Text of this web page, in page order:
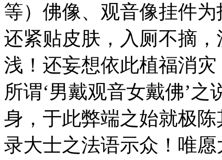
等）佛像、观音像挂件
还紧贴皮肤，入厕不摘
浅！还妄想依此植福消
所谓‘男戴观音女戴佛’
身，于此弊端之始就极
录大士之法语示众！唯